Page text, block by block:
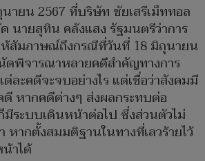
ายน 2567 ที่บริษัท ชัยเสรีเม็ททอล
นายสุทิน คลังแสง รัฐมนตรีว่าการ
ห้สัมภาษณ์ถึงกรณีที่วันที่ 18 มิถุนายน
พิจารณาหลายคดีสำคัญทางการ
ต่ละคดีจะจบอย่างไร แต่เชื่อว่าสังคมมี
หากคดีต่างๆ ส่งผลกระทบต่อ
มีระบบเดินหน้าต่อไป ซึ่งส่วนตัวไม่
หากตั้งสมมติฐานในทางที่เลวร้ายไว้
าได้